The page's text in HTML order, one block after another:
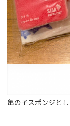
亀の子スポンジと